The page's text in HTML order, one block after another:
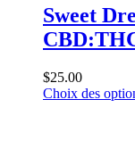
Sweet
$25.00
Choix des